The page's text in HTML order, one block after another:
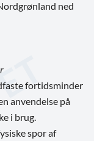
ned
fortidsminder
anvendelse på
i brug.
spor af